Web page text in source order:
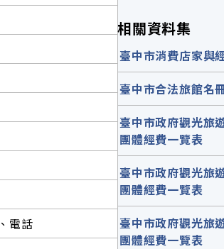
電話
相關資料集
臺中市消費店家與
臺中市合法旅館名
臺中市政府觀光旅
團體經費一覽表
臺中市政府觀光旅
團體經費一覽表
臺中市政府觀光旅
團體經費一覽表